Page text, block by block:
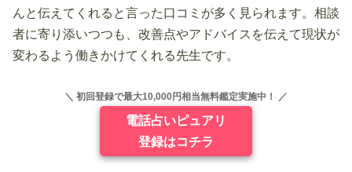
んと伝えてくれると言った口コミが多く見られます。相談
者に寄り添いつつも、改善点やアドバイスを伝えて現状が
変わるよう働きかけてくれる先生です。
＼ 初回登録で最大10,000円相当無料鑑定実施中！ ／
電話占いピュアリ
登録はコチラ